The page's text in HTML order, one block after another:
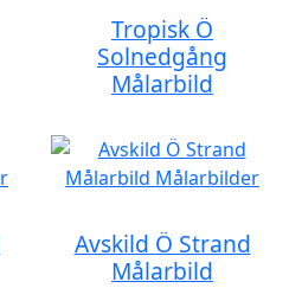
Tropisk Ö
Solnedgång
Målarbild
Avskild Ö Strand
Målarbild